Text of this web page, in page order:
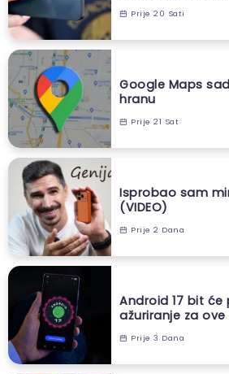
Prije 20 Sati
Google Maps
hranu
Prije 21 Sat
Isprobao sam
(VIDEO)
Prije 2 Dana
Android 17 bit će
ažuriranje za
Prije 3 Dana